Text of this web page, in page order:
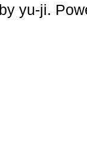
yu-ji.